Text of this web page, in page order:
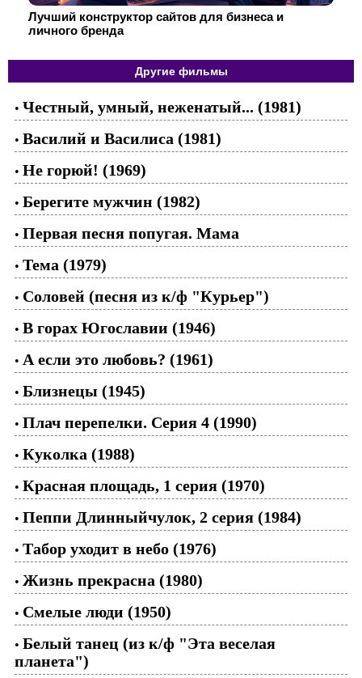
Лучший конструктор сайтов для бизнеса и
личного бренда
Другие фильмы
• Честный, умный, неженатый... (1981)
• Василий и Василиса (1981)
• Не горюй! (1969)
• Берегите мужчин (1982)
• Первая песня попугая. Мама
• Тема (1979)
• Соловей (песня из к/ф "Курьер")
• В горах Югославии (1946)
• А если это любовь? (1961)
• Близнецы (1945)
• Плач перепелки. Серия 4 (1990)
• Куколка (1988)
• Красная площадь, 1 серия (1970)
• Пеппи Длинныйчулок, 2 серия (1984)
• Табор уходит в небо (1976)
• Жизнь прекрасна (1980)
• Смелые люди (1950)
• Белый танец (из к/ф "Эта веселая
планета")